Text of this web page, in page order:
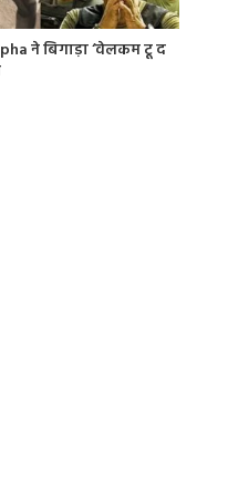
ने बिगाड़ा ‘वेलकम टू द